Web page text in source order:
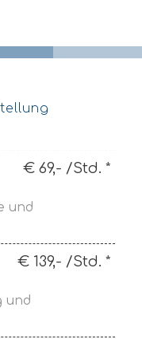
€ 69,- /Std. *
und
€ 139,- /Std. *
und